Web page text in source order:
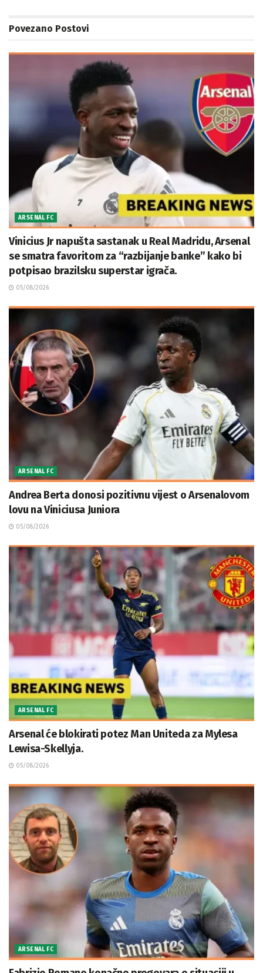
Povezano Postovi
ARSENAL FC
Vinicius Jr napušta sastanak u Real Madridu, Arsenal
se smatra favoritom za “razbijanje banke” kako bi
potpisao brazilsku superstar igrača.
05/08/2026
ARSENAL FC
Andrea Berta donosi pozitivnu vijest o Arsenalovom
lovu na Viniciusa Juniora
05/08/2026
ARSENAL FC
Arsenal će blokirati potez Man Uniteda za Mylesa
Lewisa-Skellyja.
05/08/2026
ARSENAL FC